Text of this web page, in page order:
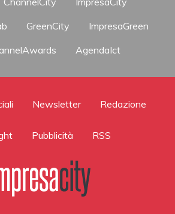
GreenCity
ImpresaGreen
AgendaIct
Newsletter Redazione
Pubblicità RSS